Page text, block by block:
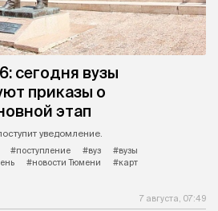
сегодня вузы
приказы о
этап
уведомление.
#поступление #вуз
#вузы
#новости Тюмени #карт
7 августа, 07:49